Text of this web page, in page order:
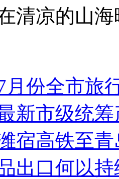
清凉的山
月份全市旅
新市级统
宿高铁至
出口何以持